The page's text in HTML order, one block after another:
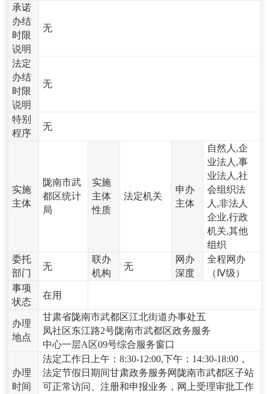
承诺
办结
时限
说明
无
法定
办结
时限
说明
无
特别
程序
无
实施
主体
陇南市武
都区统计
局
实施
主体
性质
法定机关
申办
主体
自然人,企
业法人,事
业法人,社
会组织法
人,非法人
企业,行政
机关,其他
组织
委托
部门
无
联办
机构
无
网办
深度
全程网办
（Ⅳ级）
事项
状态
在用
办理
地点
甘肃省陇南市武都区江北街道办事处五
凤社区东江路2号陇南市武都区政务服务
中心一层A区09号综合服务窗口
办理
时间
法定工作日上午：8:30-12:00,下午：14:30-18:00，
法定节假日期间甘肃政务服务网陇南市武都区子站
可正常访问、注册和申报业务，网上受理审批工作